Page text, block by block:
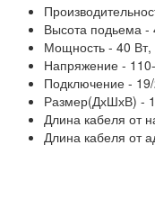
Высота подьема -
Мощность - 40 Вт,
Напряжение -
Подключение - 19
Размер(ДхШхВ) -
Длина кабеля от
Длина кабеля от